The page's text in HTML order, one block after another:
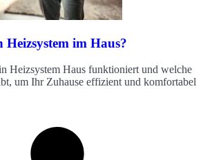
Heizsystem im Haus?
Heizsystem Haus funktioniert und welche
um Ihr Zuhause effizient und komfortabel